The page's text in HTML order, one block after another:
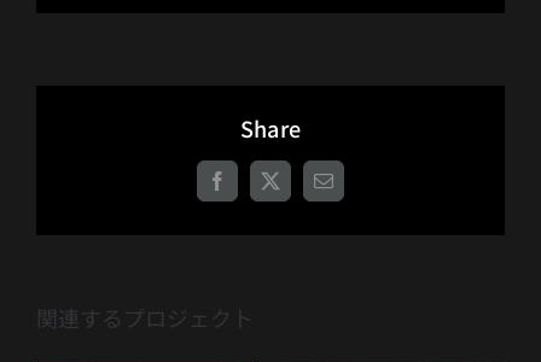
Share
Facebook
X
電
子
関連するプロジェクト